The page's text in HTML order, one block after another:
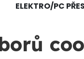
ELEKTRO/PC